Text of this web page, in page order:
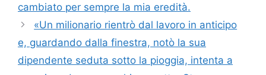
cambiato per sempre la mia eredità.
«Un milionario rientrò dal lavoro in anticipo
e, guardando dalla finestra, notò la sua
dipendente seduta sotto la pioggia, intenta a